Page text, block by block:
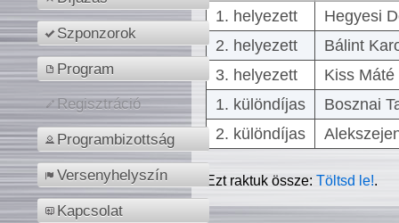
Szponzorok
Program
Regisztráció
Programbizottság
Versenyhelyszín
Kapcsolat
1. helyezett
Hegyesi
2. helyezett
Bálint
3. helyezett
Kiss
1. különdíjas
Bosznai
2. különdíjas
Ezt raktuk össze:Töltsd le!.